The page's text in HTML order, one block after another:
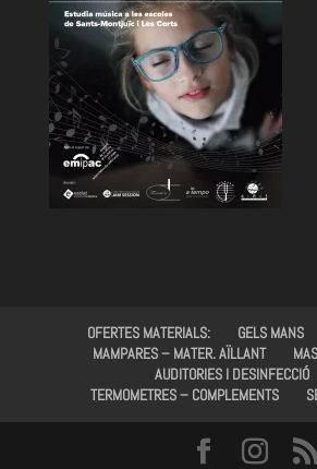
OFERTES MATERIALS: GELS MANS
MAMPARES – MATER. AÏLLANT
AUDITORIES I DESINFECCIÓ
TERMOMETRES – COMPLEMENTS